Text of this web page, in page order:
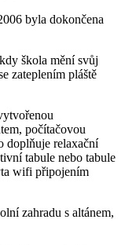
byla dokončena
škola mění svůj
zateplením pláště
počítačovou
doplňuje relaxační
tabule nebo tabule
wifi připojením
zahradu s altánem,